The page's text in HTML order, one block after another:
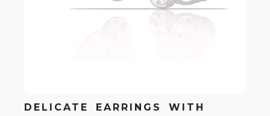
DELICATE EARRINGS WITH